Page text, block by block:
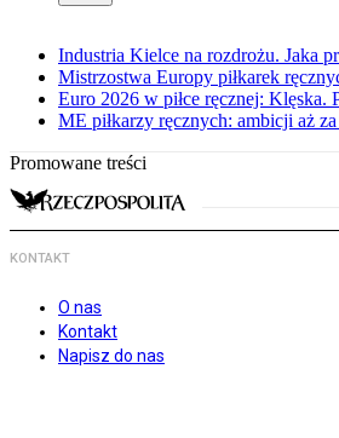
Industria Kielce na rozdrożu. Jaka
Mistrzostwa Europy piłkarek
Euro 2026 w piłce ręcznej: Klęska.
ME piłkarzy ręcznych: ambicji aż
Promowane treści
KONTAKT
O nas
Kontakt
Napisz do nas